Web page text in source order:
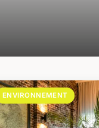
ENVIRONNEMENT